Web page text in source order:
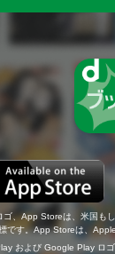
ゴ、App Storeは、米国も
です。App Storeは、
および Google Play ロ